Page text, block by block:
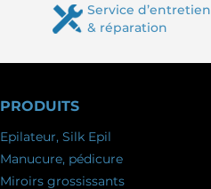
Service d’entretien
& réparation
PRODUITS
Epilateur, Silk Epil
Manucure, pédicure
Miroirs grossissants